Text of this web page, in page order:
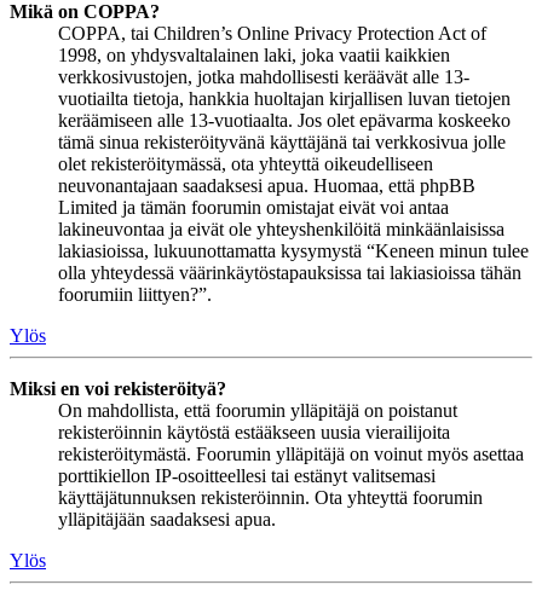
Mikä on COPPA?
COPPA, tai Children’s Online Privacy Protection Act of
1998, on yhdysvaltalainen laki, joka vaatii kaikkien
verkkosivustojen, jotka mahdollisesti keräävät alle 13-
vuotiailta tietoja, hankkia huoltajan kirjallisen luvan tietojen
keräämiseen alle 13-vuotiaalta. Jos olet epävarma koskeeko
tämä sinua rekisteröityvänä käyttäjänä tai verkkosivua jolle
olet rekisteröitymässä, ota yhteyttä oikeudelliseen
neuvonantajaan saadaksesi apua. Huomaa, että phpBB
Limited ja tämän foorumin omistajat eivät voi antaa
lakineuvontaa ja eivät ole yhteyshenkilöitä minkäänlaisissa
lakiasioissa, lukuunottamatta kysymystä “Keneen minun tulee
olla yhteydessä väärinkäytöstapauksissa tai lakiasioissa tähän
foorumiin liittyen?”.
Ylös
Miksi en voi rekisteröityä?
On mahdollista, että foorumin ylläpitäjä on poistanut
rekisteröinnin käytöstä estääkseen uusia vierailijoita
rekisteröitymästä. Foorumin ylläpitäjä on voinut myös asettaa
porttikiellon IP-osoitteellesi tai estänyt valitsemasi
käyttäjätunnuksen rekisteröinnin. Ota yhteyttä foorumin
ylläpitäjään saadaksesi apua.
Ylös